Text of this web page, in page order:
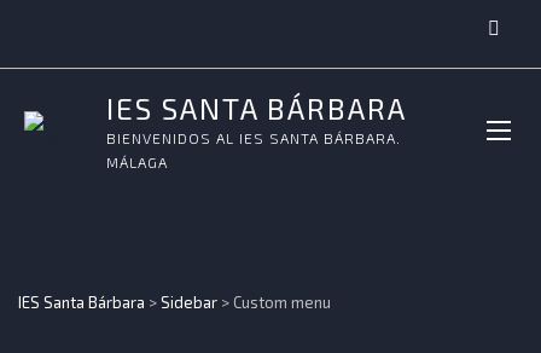
IES SANTA BÁRBARA
BIENVENIDOS AL IES SANTA BÁRBARA.
MÁLAGA
IES Santa Bárbara >Sidebar > Custom menu